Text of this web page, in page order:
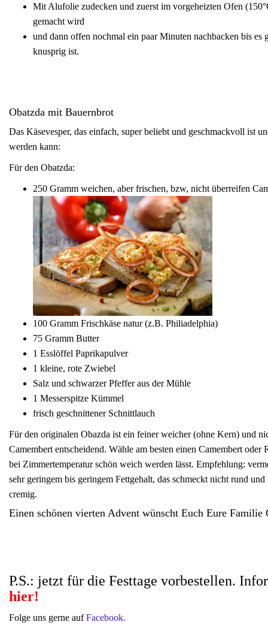
Mit Alufolie zudecken und zuerst im vorgeheizten Ofen
gemacht wird
und dann offen nochmal ein paar Minuten nachbacken bis es
knusprig ist.
Obatzda mit Bauernbrot
Das Käsevesper, das einfach, super beliebt und geschmackvoll ist
werden kann:
Für den Obatzda:
250 Gramm weichen, aber frischen, bzw, nicht überreifen
100 Gramm Frischkäse natur (z.B. Philiadelphia)
75 Gramm Butter
1 Esslöffel Paprikapulver
1 kleine, rote Zwiebel
Salz und schwarzer Pfeffer aus der Mühle
1 Messerspitze Kümmel
frisch geschnittener Schnittlauch
Für den originalen Obazda ist ein feiner weicher (ohne Kern) und
Camembert entscheidend. Wähle am besten einen Camembert oder
bei Zimmertemperatur schön weich werden lässt. Empfehlung:
sehr geringem bis geringem Fettgehalt, das schmeckt nicht rund
cremig.
Einen schönen vierten Advent wünscht Euch Eure Familie
P.S.: jetzt für die Festtage vorbestellen.
hier!
Folge uns gerne aufFacebook.